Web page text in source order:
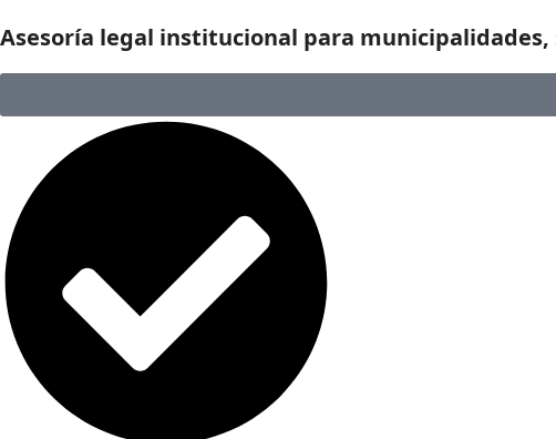
Asesoría legal institucional para